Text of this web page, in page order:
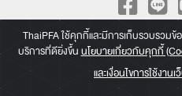
A Leading Academy for
knowledge beyond
Copyright © 2026 Thai
ThaiPFA ใช้คุกกี้และมีการเก็บรวบรวม
บริการที่ดียิ่งขึ้นนโยบายเกี่ยวกับคุกกี้
และเงื่อนไขการใช้งานเ